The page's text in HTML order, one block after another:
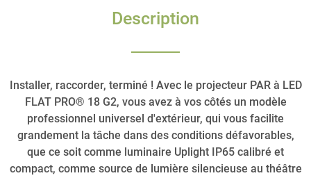
Description
Installer, raccorder, terminé ! Avec le projecteur PAR à LED
FLAT PRO® 18 G2, vous avez à vos côtés un modèle
professionnel universel d'extérieur, qui vous facilite
grandement la tâche dans des conditions défavorables,
que ce soit comme luminaire Uplight IP65 calibré et
compact, comme source de lumière silencieuse au théâtre